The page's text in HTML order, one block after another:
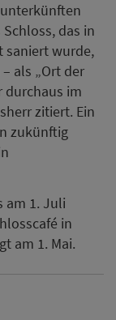
das in
saniert wurde,
als „Ort der
durchaus im
zitiert. Ein
zukünftig
am 1. Juli
in
am 1. Mai.